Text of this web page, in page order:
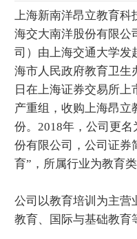
上海新南洋昂立教育科
海交大南洋股份有限公
司）由上海交通大学发
海市人民政府教育卫生
日在上海证券交易所
产重组，收购上海昂立
份。2018年，公司更
份有限公司，公司证券
育”，所属行业为教育类
公司以教育培训为主营
教育、国际与基础教育